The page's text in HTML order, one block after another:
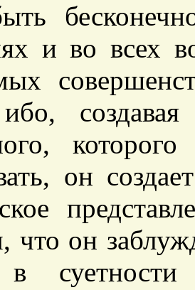
и во всех
он
он
в